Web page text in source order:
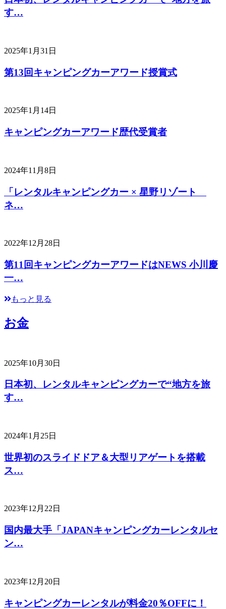
す…
2025年1月31日
第13回キャンピングカーアワード授賞式
2025年1月14日
キャンピングカーアワード歴代受賞者
2024年11月8日
「レンタルキャンピングカー × 星野リゾート
ネ…
2022年12月28日
第11回キャンピングカーアワードはNEWS 小川慶
一…
もっと見る
お金
2025年10月30日
日本初、レンタルキャンピングカーで“地方を旅
す…
2024年1月25日
世界初のスライドドア＆大型リアゲートを搭載
ス…
2023年12月22日
国内最大手「JAPANキャンピングカーレンタルセ
ン…
2023年12月20日
キャンピングカーレンタルが料金20％OFFに！